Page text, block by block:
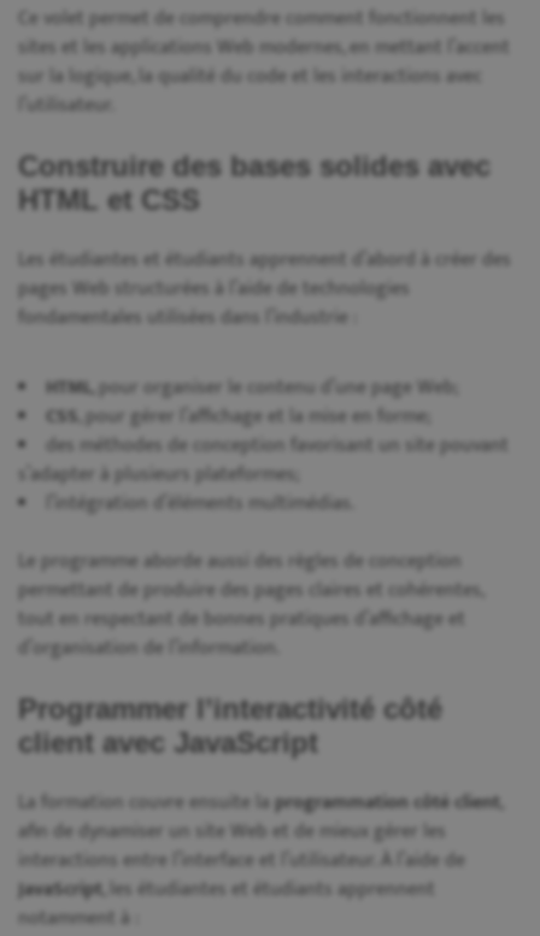
Ce volet permet de comprendre comment fonctionnent les
sites et les applications Web modernes, en mettant l’accent
sur la logique, la qualité du code et les interactions avec
l’utilisateur.
Construire des bases solides avec
HTML et CSS
Les étudiantes et étudiants apprennent d’abord à créer des
pages Web structurées à l’aide de technologies
fondamentales utilisées dans l’industrie :
HTML , pour organiser le contenu d’une page Web;
CSS , pour gérer l’affichage et la mise en forme;
des méthodes de conception favorisant un site pouvant
s’adapter à plusieurs plateformes;
l’intégration d’éléments multimédias.
Le programme aborde aussi des règles de conception
permettant de produire des pages claires et cohérentes,
tout en respectant de bonnes pratiques d’affichage et
d’organisation de l’information.
Programmer l’interactivité côté
client avec JavaScript
La formation couvre ensuite laprogrammation côté client
afin de dynamiser un site Web et de mieux gérer les
interactions entre l’interface et l’utilisateur. À l’aide de
JavaScript , les étudiantes et étudiants apprennent
notamment à :